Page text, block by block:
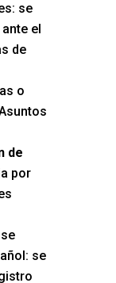
se
el
de
o
de
por
se